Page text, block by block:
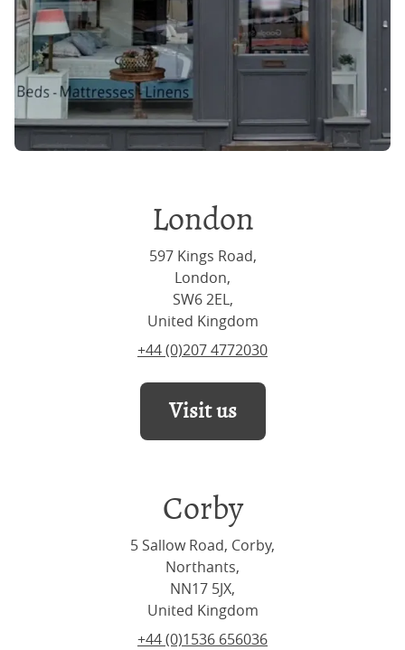
London
597 Kings Road,
London,
SW6 2EL,
United Kingdom
+44 (0)207 4772030
Visit us
Corby
5 Sallow Road, Corby,
Northants,
NN17 5JX,
United Kingdom
+44 (0)1536 656036